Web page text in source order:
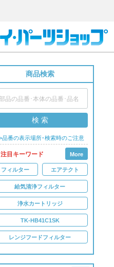
商品検索
検 索
品番の表示場所･検索時のご注意
注目キーワード More
フィルター エアテクト
給気清浄フィルター
浄水カートリッジ
TK-HB41C1SK
レンジフードフィルター